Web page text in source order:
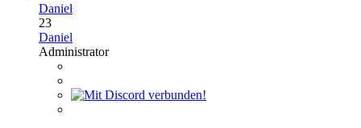
Daniel
23
Daniel
Administrator